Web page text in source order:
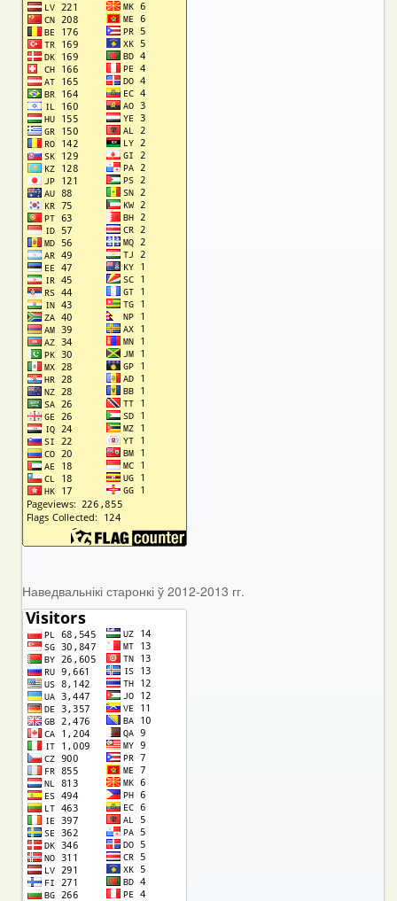
Наведвальнікі старонкі ў 2012-2013 гг.